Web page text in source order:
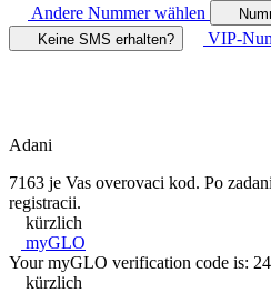
Andere Nummer wählen
Keine SMS erhalten?
VIP-
Adani
7163 je Vas overovaci kod. Po
registracii.
kürzlich
myGLO
Your myGLO verification code is:
kürzlich